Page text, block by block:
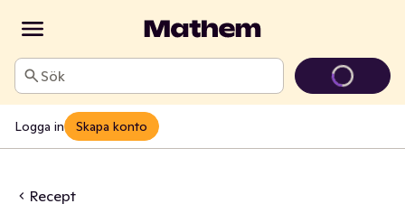
Sök
Logga in Skapa konto
Recept